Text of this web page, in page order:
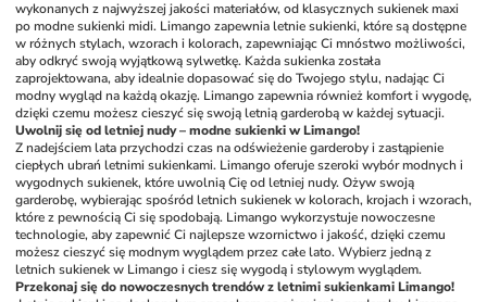
wykonanych z najwyższej jakości materiałów, od klasycznych sukienek maxi
po modne sukienki midi. Limango zapewnia letnie sukienki, które są dostępne
w różnych stylach, wzorach i kolorach, zapewniając Ci mnóstwo możliwości,
aby odkryć swoją wyjątkową sylwetkę. Każda sukienka została
zaprojektowana, aby idealnie dopasować się do Twojego stylu, nadając Ci
modny wygląd na każdą okazję. Limango zapewnia również komfort i wygodę,
dzięki czemu możesz cieszyć się swoją letnią garderobą w każdej sytuacji.
Uwolnij się od letniej nudy – modne sukienki w Limango!
Z nadejściem lata przychodzi czas na odświeżenie garderoby i zastąpienie
ciepłych ubrań letnimi sukienkami. Limango oferuje szeroki wybór modnych i
wygodnych sukienek, które uwolnią Cię od letniej nudy. Ożyw swoją
garderobę, wybierając spośród letnich sukienek w kolorach, krojach i wzorach,
które z pewnością Ci się spodobają. Limango wykorzystuje nowoczesne
technologie, aby zapewnić Ci najlepsze wzornictwo i jakość, dzięki czemu
możesz cieszyć się modnym wyglądem przez całe lato. Wybierz jedną z
letnich sukienek w Limango i ciesz się wygodą i stylowym wyglądem.
Przekonaj się do nowoczesnych trendów z letnimi sukienkami Limango!